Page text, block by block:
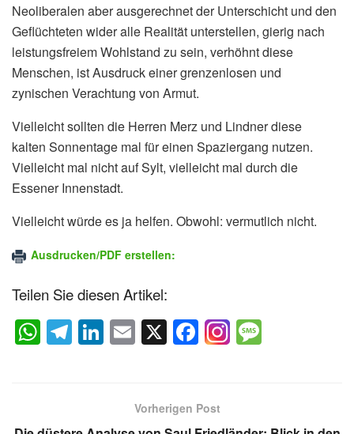
Neoliberalen aber ausgerechnet der Unterschicht und den
Geflüchteten wider alle Realität unterstellen, gierig nach
leistungsfreiem Wohlstand zu sein, verhöhnt diese
Menschen, ist Ausdruck einer grenzenlosen und
zynischen Verachtung von Armut.
Vielleicht sollten die Herren Merz und Lindner diese
kalten Sonnentage mal für einen Spaziergang nutzen.
Vielleicht mal nicht auf Sylt, vielleicht mal durch die
Essener Innenstadt.
Vielleicht würde es ja helfen. Obwohl: vermutlich nicht.
Ausdrucken/PDF erstellen:
Teilen Sie diesen Artikel:
W
h
T
el
Li
n
E
m
X F
a
e
Vorherigen Post